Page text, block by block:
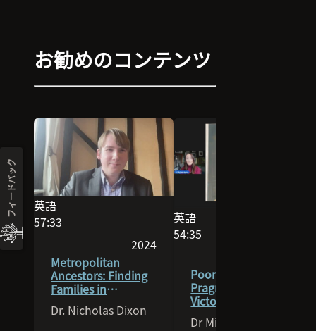
traditions to superstitions!
Discover how families prepared
their homes for a funeral, the food
even why ostrich feathers were
important. You will come away
from this class knowing more
about the way your ancestors
lived . . . and died.
お勧めのコンテンツ
英語
このセッションの言語は英語です
57:33
ビデオの長さは57:33分です
2024
Metropolitan
Ancestors: Finding
Families in
Georgian and
Victorian London
Dr. Nicholas Dixon
英語
このセッションの言語は英
54:35
Poor, Pauper, or
Pragmatic?
Victorian Burial and
Identity
Dr Michala Hulme
フィードバック